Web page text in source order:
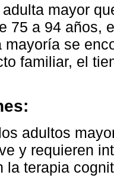
mayor
75 a 94 años,
mayoría se
familiar, el
adultos
y requieren
la terapia